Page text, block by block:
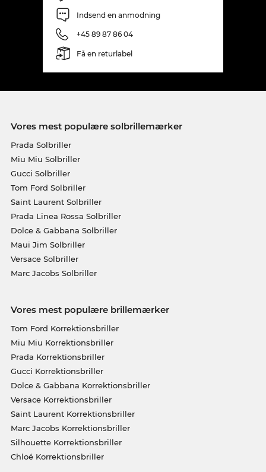
Indsend en anmodning
+45 89 87 86 04
Få en returlabel
Vores mest populære solbrillemærker
Prada Solbriller
Miu Miu Solbriller
Gucci Solbriller
Tom Ford Solbriller
Saint Laurent Solbriller
Prada Linea Rossa Solbriller
Dolce & Gabbana Solbriller
Maui Jim Solbriller
Versace Solbriller
Marc Jacobs Solbriller
Vores mest populære brillemærker
Tom Ford Korrektionsbriller
Miu Miu Korrektionsbriller
Prada Korrektionsbriller
Gucci Korrektionsbriller
Dolce & Gabbana Korrektionsbriller
Versace Korrektionsbriller
Saint Laurent Korrektionsbriller
Marc Jacobs Korrektionsbriller
Silhouette Korrektionsbriller
Chloé Korrektionsbriller